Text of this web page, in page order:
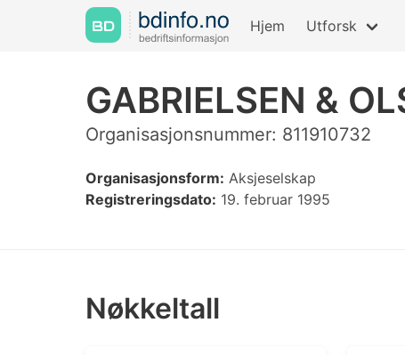
Hjem Utforsk
GABRIELSEN &
Organisasjonsnummer: 811910732
Organisasjonsform: Aksjeselskap
Registreringsdato: 19. februar 1995
Nøkkeltall